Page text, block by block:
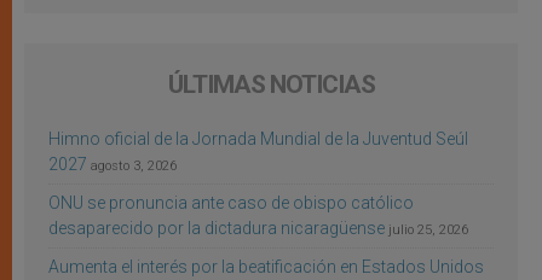
ÚLTIMAS NOTICIAS
Himno oficial de la Jornada Mundial de la Juventud Seúl
2027 agosto 3, 2026
ONU se pronuncia ante caso de obispo católico
desaparecido por la dictadura nicaragüense julio 25, 2026
Aumenta el interés por la beatificación en Estados Unidos